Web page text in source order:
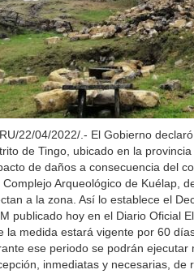
22/04/2022/.- El Gobierno
de Tingo, ubicado en la
de daños a consecuencia del
Complejo Arqueológico de Kuélap,
a la zona. Así lo establece el
publicado hoy en el Diario Oficial
la medida estará vigente por 60
ese periodo se podrán ejecutar
inmediatas y necesarias, de